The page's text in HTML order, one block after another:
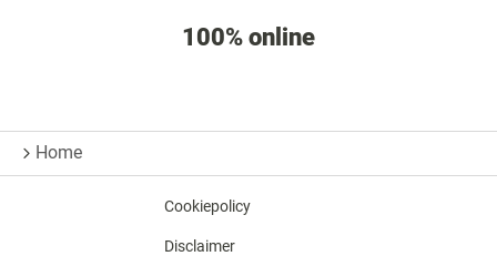
100% online
Home
Cookiepolicy
Disclaimer